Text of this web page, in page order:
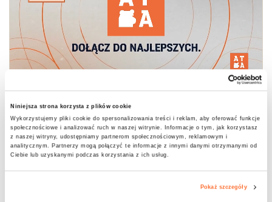
Niniejsza strona korzysta z plików cookie
Wykorzystujemy pliki cookie do spersonalizowania treści i reklam, aby oferować funkcje
społecznościowe i analizować ruch w naszej witrynie. Informacje o tym, jak korzystasz
z naszej witryny, udostępniamy partnerom społecznościowym, reklamowym i
analitycznym. Partnerzy mogą połączyć te informacje z innymi danymi otrzymanymi od
Ciebie lub uzyskanymi podczas korzystania z ich usług.
Pokaż szczegóły
ATA Mistrzem Świata
Sukces, który mówi sam za siebie.
PERSPEKTYWY 2026uczelnie zawodowe